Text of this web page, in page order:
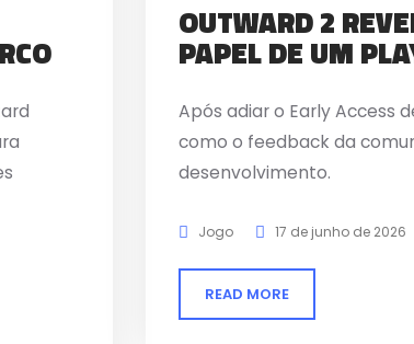
OUTWARD 2
PAPEL DE UM
Após adiar o Early Access
como o feedback da
desenvolvimento.
Jogo 17 de junho de 2026
READ MORE